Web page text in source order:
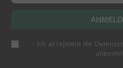
Ich akzeptiere die